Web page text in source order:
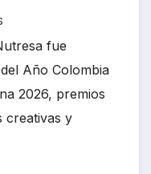
fue
Año Colombia
2026, premios
creativas y